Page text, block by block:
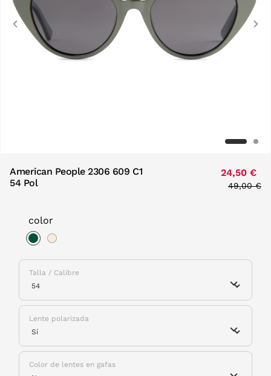
Previous
American People 2306 609 C1
54 Pol
24,50 €
Price
49,00 €
color
Talla / Calibre
Lente polarizada
Color de lentes en gafas